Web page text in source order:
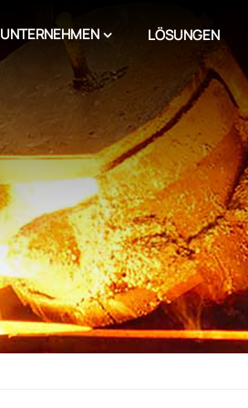
UNTERNEHMEN LÖSUNGEN